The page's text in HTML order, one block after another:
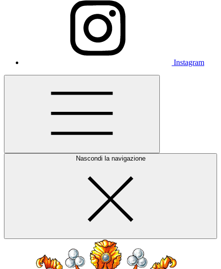
Instagram
Nascondi la navigazione